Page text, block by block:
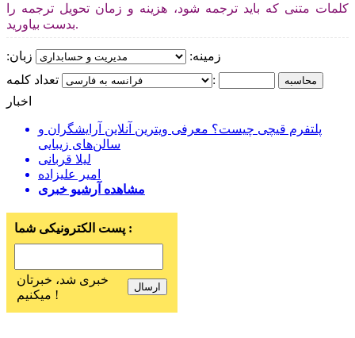
کلمات متنی که باید ترجمه شود، هزینه و زمان تحویل ترجمه را
بدست بیاورید.
زمینه:
زبان:
تعداد کلمه:
اخبار
پلتفرم قیچی چیست؟ معرفی ویترین آنلاین آرایشگران و
سالن‌های زیبایی
لیلا قربانی
امیر علیزاده
مشاهده آرشیو خبری
پست الکترونیکی شما :
خبری شد، خبرتان
میکنیم !